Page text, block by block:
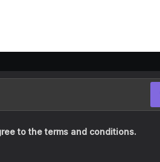
to the terms and conditions.